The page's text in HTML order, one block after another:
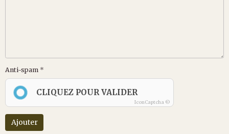
Anti-spam
CLIQUEZ POUR VALIDER
IconCaptcha ©
Ajouter